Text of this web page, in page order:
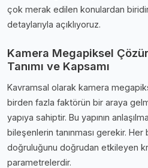
çok merak edilen konulardan
detaylarıyla açıklıyoruz.
Kamera Megapiksel
Tanımı ve Kapsamı
Kavramsal olarak kamera
birden fazla faktörün bir araya
yapıya sahiptir. Bu yapının
bileşenlerin tanınması gerekir.
doğruluğunu doğrudan etkileyen
parametrelerdir.